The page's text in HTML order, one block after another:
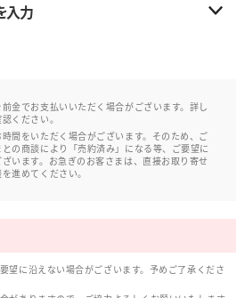
入力
金でお支払いいただく場合がございます。詳し
ください。
間をいただく場合がございます。そのため、ご
の商談により「売約済み」になる等、ご要望に
います。お急ぎのお客さまは、直接お取り寄せ
進めてください。
望に沿えない場合がございます。予めご了承くださ